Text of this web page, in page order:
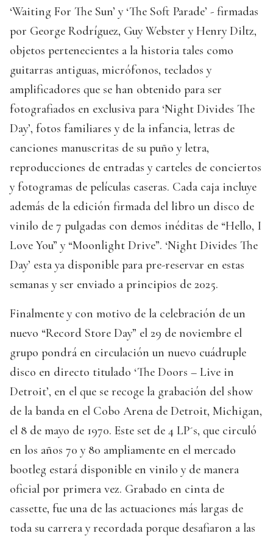
‘Waiting For The Sun’ y ‘The Soft Parade’ - firmadas
por George Rodríguez, Guy Webster y Henry Diltz,
objetos pertenecientes a la historia tales como
guitarras antiguas, micrófonos, teclados y
amplificadores que se han obtenido para ser
fotografiados en exclusiva para ‘Night Divides The
Day’, fotos familiares y de la infancia, letras de
canciones manuscritas de su puño y letra,
reproducciones de entradas y carteles de conciertos
y fotogramas de películas caseras. Cada caja incluye
además de la edición firmada del libro un disco de
vinilo de 7 pulgadas con demos inéditas de “Hello, I
Love You” y “Moonlight Drive”. ‘Night Divides The
Day’ esta ya disponible para pre-reservar en estas
semanas y ser enviado a principios de 2025.
Finalmente y con motivo de la celebración de un
nuevo “Record Store Day” el 29 de noviembre el
grupo pondrá en circulación un nuevo cuádruple
disco en directo titulado ‘The Doors – Live in
Detroit’, en el que se recoge la grabación del show
de la banda en el Cobo Arena de Detroit, Michigan,
el 8 de mayo de 1970. Este set de 4 LP´s, que circuló
en los años 70 y 80 ampliamente en el mercado
bootleg estará disponible en vinilo y de manera
oficial por primera vez. Grabado en cinta de
cassette, fue una de las actuaciones más largas de
toda su carrera y recordada porque desafiaron a las